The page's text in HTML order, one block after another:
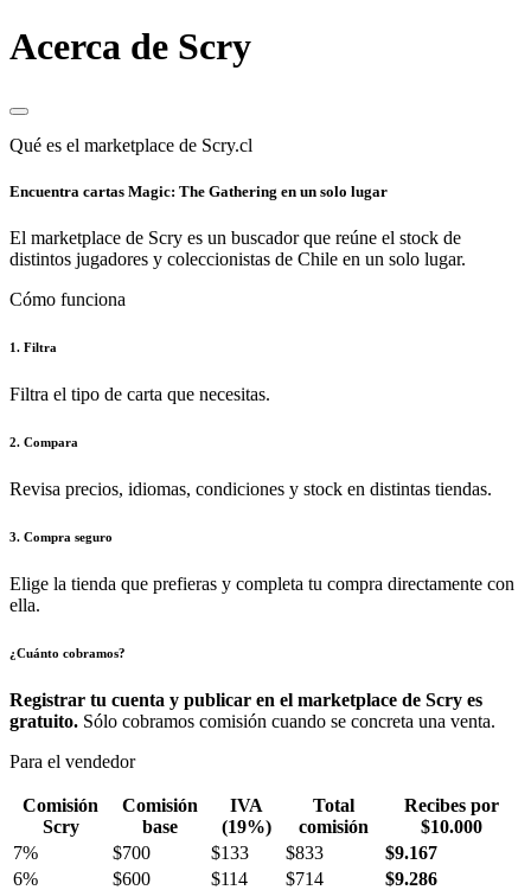
Acerca de Scry
Qué es el marketplace de Scry.cl
Encuentra cartas Magic: The Gathering en un solo lugar
El marketplace de Scry es un buscador que reúne el stock de
distintos jugadores y coleccionistas de Chile en un solo lugar.
Cómo funciona
1. Filtra
Filtra el tipo de carta que necesitas.
2. Compara
Revisa precios, idiomas, condiciones y stock en distintas tiendas.
3. Compra seguro
Elige la tienda que prefieras y completa tu compra directamente con
ella.
¿Cuánto cobramos?
Registrar tu cuenta y publicar en el marketplace de Scry es
gratuito. Sólo cobramos comisión cuando se concreta una venta.
Para el vendedor
Comisión
Scry
Comisión
base
IVA
(19%)
Total
comisión
Recibes por
$10.000
7%
$700 $133 $833
$9.167
6%
$600 $114 $714
$9.286